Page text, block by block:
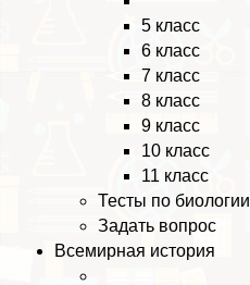
5 класс
6 класс
7 класс
8 класс
9 класс
10 класс
11 класс
Тесты по биологии
Задать вопрос
Всемирная история